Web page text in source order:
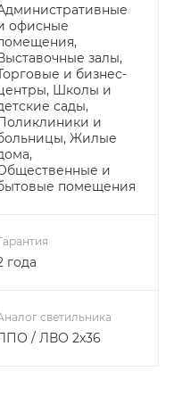
офисные
залы,
и бизнес-
Школы и
сады,
и
Жилые
и
помещения
года
светильника
/ ЛВО 2х36